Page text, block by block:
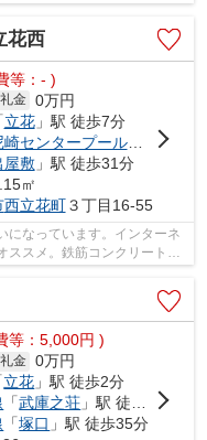
りも...
花西
等：- )
礼金 0万円
立花」駅 徒歩7分
崎センタープール前
」駅 徒
屋敷」駅 徒歩31分
㎡
西立花町３丁目16-55
になっています。インターネ
スメ。鉄筋コンクリート構
ます...
等：5,000円 )
礼金 0万円
立花 」駅 徒歩2分
「武庫之荘 」駅 徒歩20分
「塚口 」駅 徒歩35分